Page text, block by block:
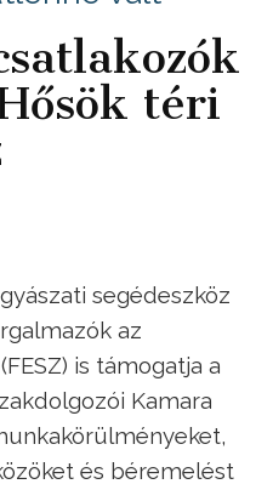
téri
segédeszköz
az
is támogatja a
Kamara
és béremelést